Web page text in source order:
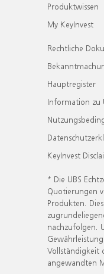
Produktwissen
My KeyInvest
Rechtliche
Hauptregister
Information zu
KeyInvest
* Die UBS
Quotierungen
Produkten.
nachzufolgen.
Vollständigkeit
angewandten